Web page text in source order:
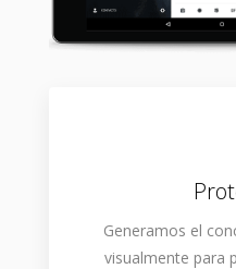
Generamos el
visualmente para